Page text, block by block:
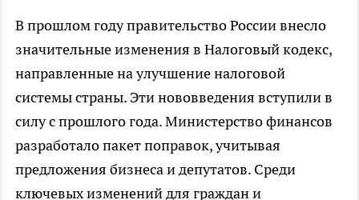
В прошлом году правительство России внесло
значительные изменения в Налоговый кодекс,
направленные на улучшение налоговой
системы страны. Эти нововведения вступили в
силу с прошлого года. Министерство финансов
разработало пакет поправок, учитывая
предложения бизнеса и депутатов. Среди
ключевых изменений для граждан и